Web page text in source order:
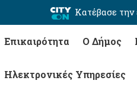
Κατέβασε
Επικαιρότητα Ο Δήμος
Ηλεκτρονικές Υπηρεσίες